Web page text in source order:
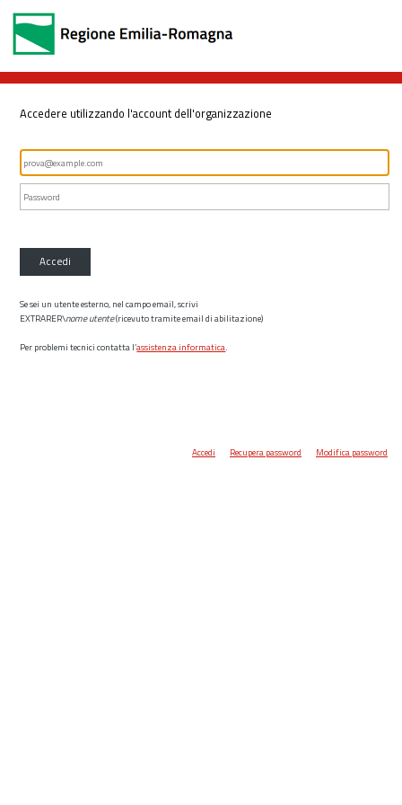
Accedere utilizzando l'account dell'organizzazione
Accedi
Se sei un utente esterno, nel campo email, scrivi
EXTRARER\nome utente(ricevuto tramite email di abilitazione)
Per problemi tecnici contatta l’assistenza informatica.
Accedi Recupera password Modifica password